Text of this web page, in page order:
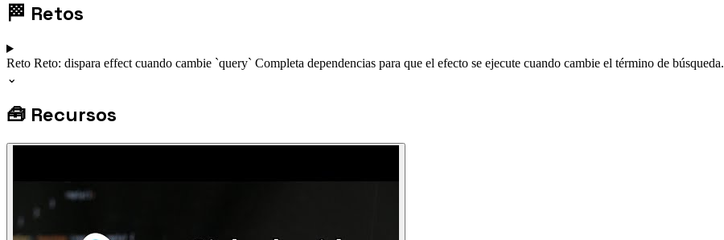
🏁 Retos
Reto Reto: dispara effect cuando cambie `query` Completa dependencias para que el efecto se ejecute cuando cambie el término de búsqueda.
⌄
🧰 Recursos